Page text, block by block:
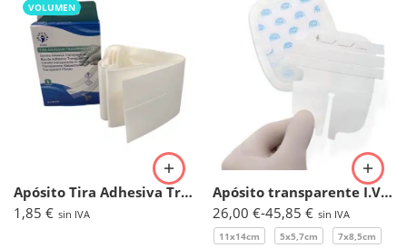
VOLUMEN
Apósito Tira Adhesiva Transparente 6cmx100cm. (Caja 1ud)
1,85 € sin IVA
Apósito transparente I.V. reforzado – Oper Film Protect IV
26,00 €-45,85 € sin IVA
11x14cm 5x5,7cm
7x8,5cm